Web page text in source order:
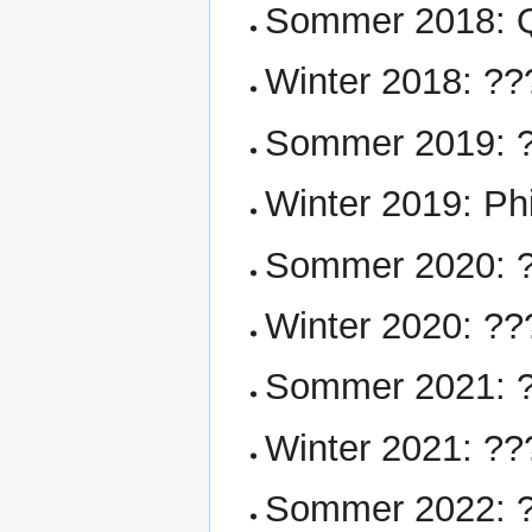
Sommer 2018:
Winter 2018:
Sommer 2019:
Winter 2019:
Sommer 2020:
Winter 2020:
Sommer 2021:
Winter 2021:
Sommer 2022: